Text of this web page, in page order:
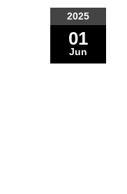
2025
01
Jun